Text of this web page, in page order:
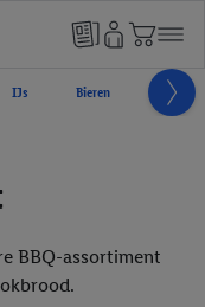
IJs Bieren Tapas
BBQ-assortiment